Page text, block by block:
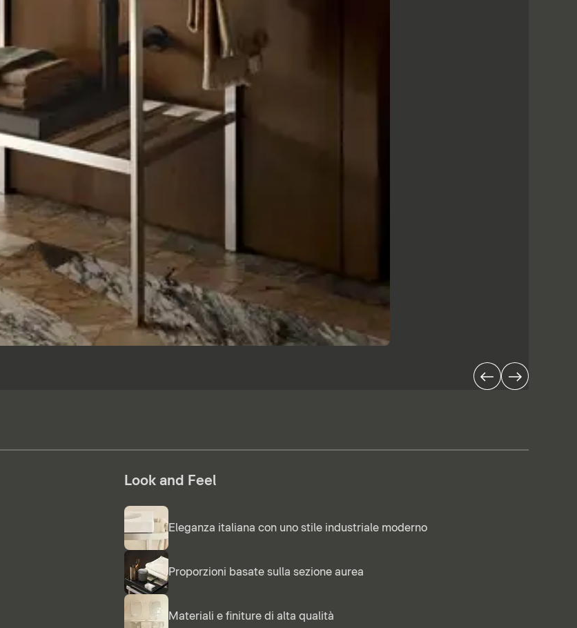
Look and Feel
Eleganza italiana con uno stile industriale moderno
Proporzioni basate sulla sezione aurea
Materiali e finiture di alta qualità